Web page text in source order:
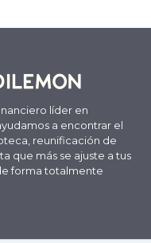
líder en
a encontrar el
reunificación de
que más se ajuste a tus
forma totalmente